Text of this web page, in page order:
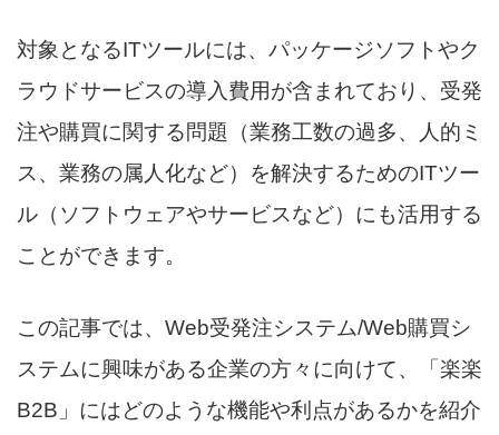
対象となるITツールには、パッケージソフトやク
ラウドサービスの導入費用が含まれており、受発
注や購買に関する問題（業務工数の過多、人的ミ
ス、業務の属人化など）を解決するためのITツー
ル（ソフトウェアやサービスなど）にも活用する
ことができます。
この記事では、Web受発注システム/Web購買シ
ステムに興味がある企業の方々に向けて、「楽楽
B2B」にはどのような機能や利点があるかを紹介